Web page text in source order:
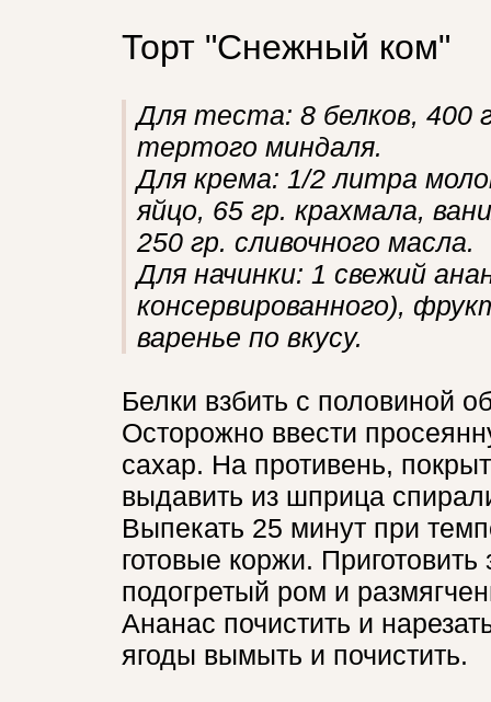
Торт "Снежный ком"
Для теста: 8 белков, 400
тертого миндаля.
Для крема: 1/2 литра
яйцо, 65 гр. крахмала,
250 гр. сливочного масла.
Для начинки: 1 свежий
консервированного),
варенье по вкусу.
Белки взбить с половиной
Осторожно ввести
сахар. На противень,
выдавить из шприца
Выпекать 25 минут при
готовые коржи.
подогретый ром и
Ананас почистить и
ягоды вымыть и почистить.